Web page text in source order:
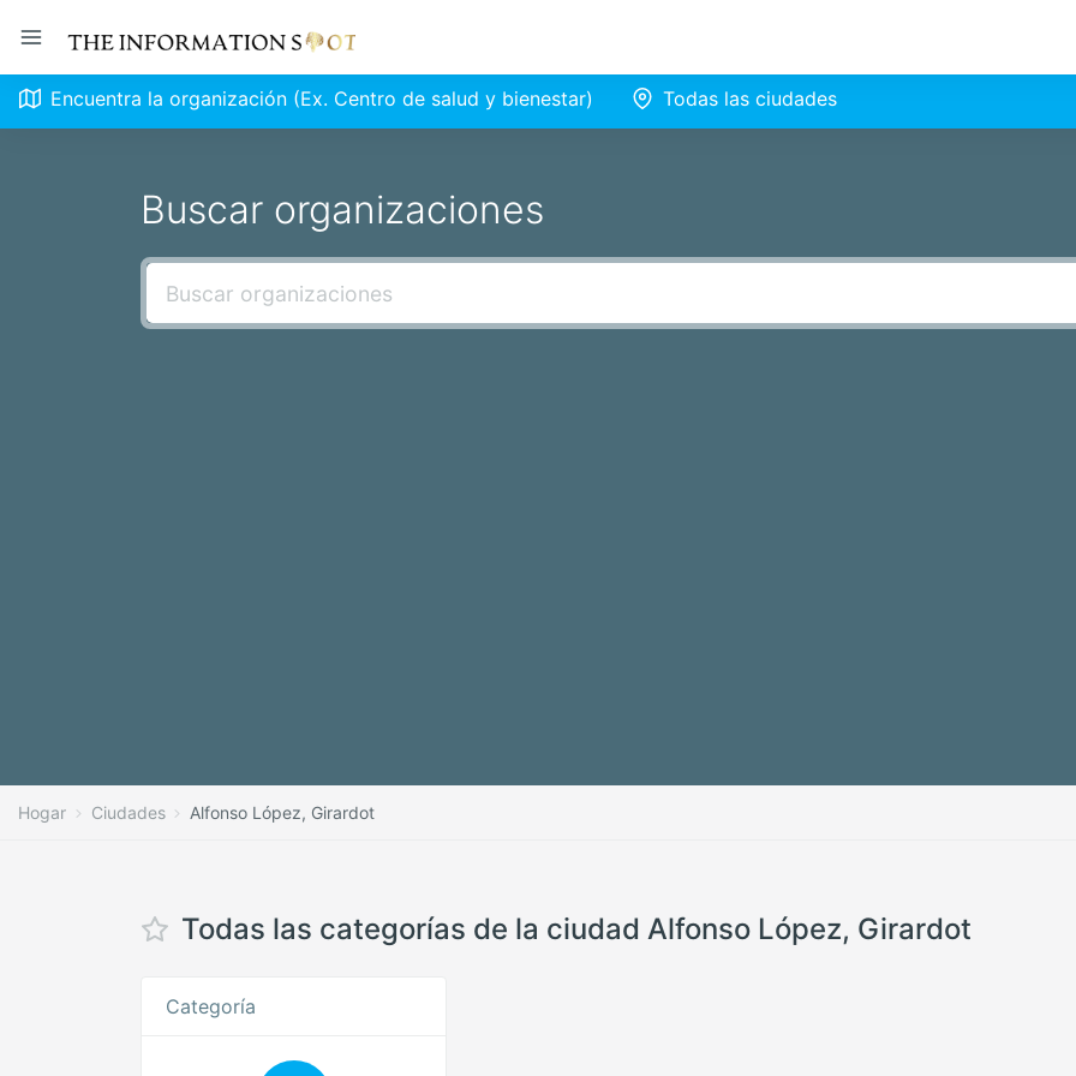
Encuentra la organización (Ex. Centro de salud y bienestar) Todas las ciudades
Buscar organizaciones
Hogar Ciudades Alfonso López, Girardot
Todas las categorías de la ciudad Alfonso López, Girardot
Categoría